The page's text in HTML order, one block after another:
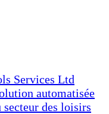
Services Ltd
automatisée
secteur des loisirs